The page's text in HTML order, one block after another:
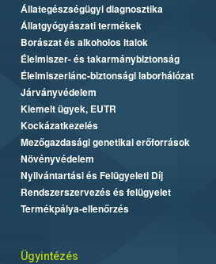
Állategészségügyi diagnosztika
Állatgyógyászati termékek
Borászat és alkoholos italok
Élelmiszer- és takarmánybiztonság
Élelmiszerlánc-biztonsági laborhálózat
Járványvédelem
Kiemelt ügyek, EUTR
Kockázatkezelés
Mezőgazdasági genetikai erőforrások
Növényvédelem
Nyilvántartási és Felügyeleti Díj
Rendszerszervezés és felügyelet
Termékpálya-ellenőrzés
Ügyintézés